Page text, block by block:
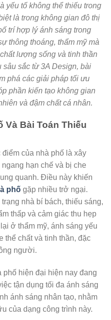
yếu tố không thể thiếu trong
là trong không gian đô thị
trí hợp lý ánh sáng trong
thông thoáng, thẩm mỹ mà
lượng sống và tinh thần
sắc từ 3A Design, bài
phá các giải pháp tối ưu
phần kiến tạo không gian
và đậm chất cá nhân.
Và Bài Toán Thiếu
của nhà phố là xây
hạn chế và bị che
quanh. Điều này khiến
phố gặp nhiều trở ngại.
nhà bí bách, thiếu sáng,
thấp và cảm giác thu hẹp
ở thẩm mỹ, ánh sáng yếu
thể chất và tinh thần, đặc
người.
hiện đại hiện nay đang
tận dụng tối đa ánh sáng
ánh sáng nhân tạo, nhằm
của dạng công trình này.